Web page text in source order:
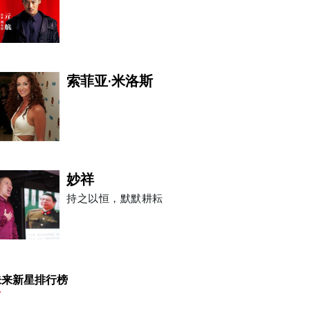
索菲亚·米洛斯
妙祥
持之以恒，默默耕耘
陈崎嵘
新星排行榜